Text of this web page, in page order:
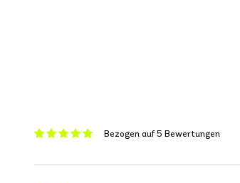
Bezogen auf 5 Bewertungen